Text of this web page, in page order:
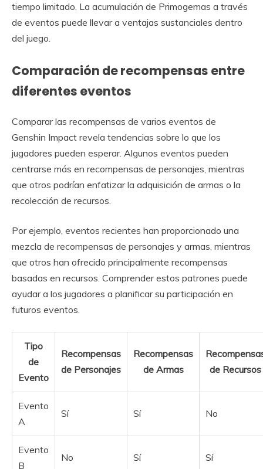
tiempo limitado. La acumulación de Primogemas a través
de eventos puede llevar a ventajas sustanciales dentro
del juego.
Comparación de recompensas entre
diferentes eventos
Comparar las recompensas de varios eventos de
Genshin Impact revela tendencias sobre lo que los
jugadores pueden esperar. Algunos eventos pueden
centrarse más en recompensas de personajes, mientras
que otros podrían enfatizar la adquisición de armas o la
recolección de recursos.
Por ejemplo, eventos recientes han proporcionado una
mezcla de recompensas de personajes y armas, mientras
que otros han ofrecido principalmente recompensas
basadas en recursos. Comprender estos patrones puede
ayudar a los jugadores a planificar su participación en
futuros eventos.
Tipo
de
Evento
Recompensas
de Personajes
Recompensas
de Armas
de Recursos
Evento
A
Sí Sí No
Evento
B
No Sí Sí